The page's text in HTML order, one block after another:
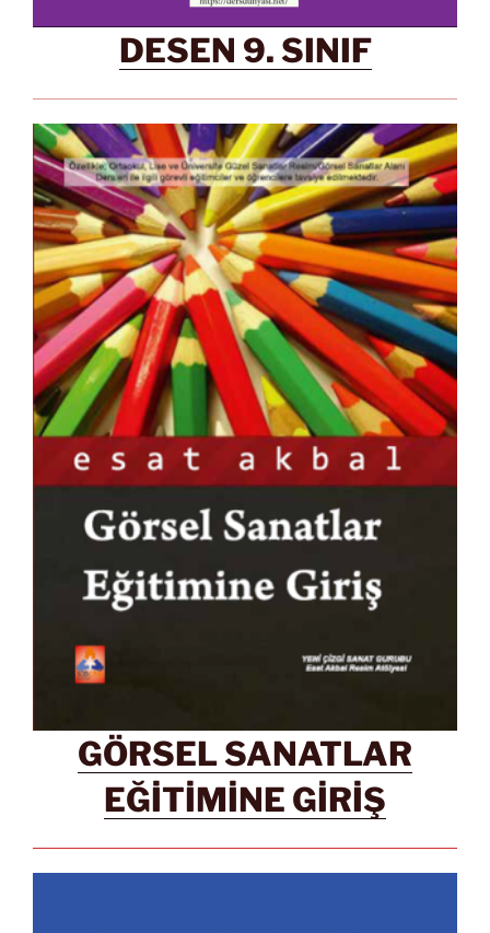
DESEN 9. SINIF
GÖRSEL SANATLAR
EĞİTİMİNE GİRİŞ